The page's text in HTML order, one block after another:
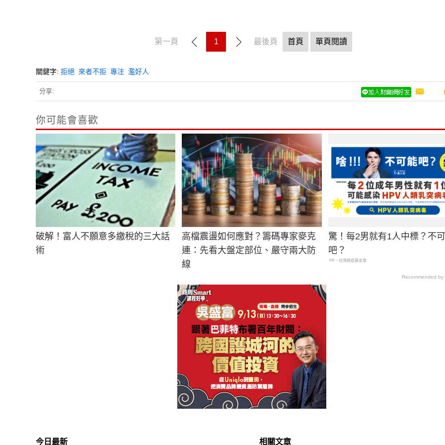
第一頁 1 最後頁 首頁 單頁閱讀
關鍵字: 拒絕 來者不拒 專注 濫好人
分享:
你可能會喜歡
破解！富人不願意多繳稅的三大話
術
高檔震盪如何應對？籌碼專家麥克
連：先看大盤定部位、嚴守兩大防
線
驚！每2男就有1人中標？不
吧？
PR・台灣癌症基金會
Recommended by
今日最新 相關文章